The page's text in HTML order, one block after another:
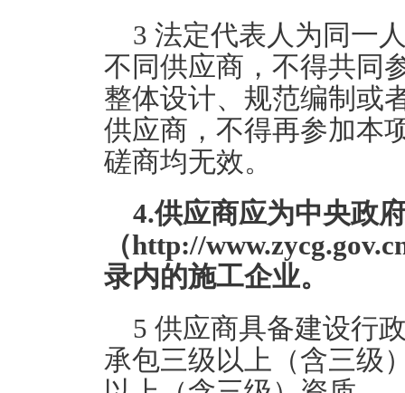
3 法定代表人为同一
不同供应商，不得共同
整体设计、规范编制或
供应商，不得再参加本
磋商均无效。
4.供应商应为中央政
（http://
录内的施工企业。
5 供应商具备建设行
承包三级以上（含三级